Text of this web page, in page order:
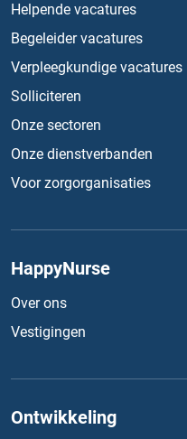
Helpende vacatures
Begeleider vacatures
Verpleegkundige vacatures
Solliciteren
Onze sectoren
Onze dienstverbanden
Voor zorgorganisaties
HappyNurse
Over ons
Vestigingen
Ontwikkeling